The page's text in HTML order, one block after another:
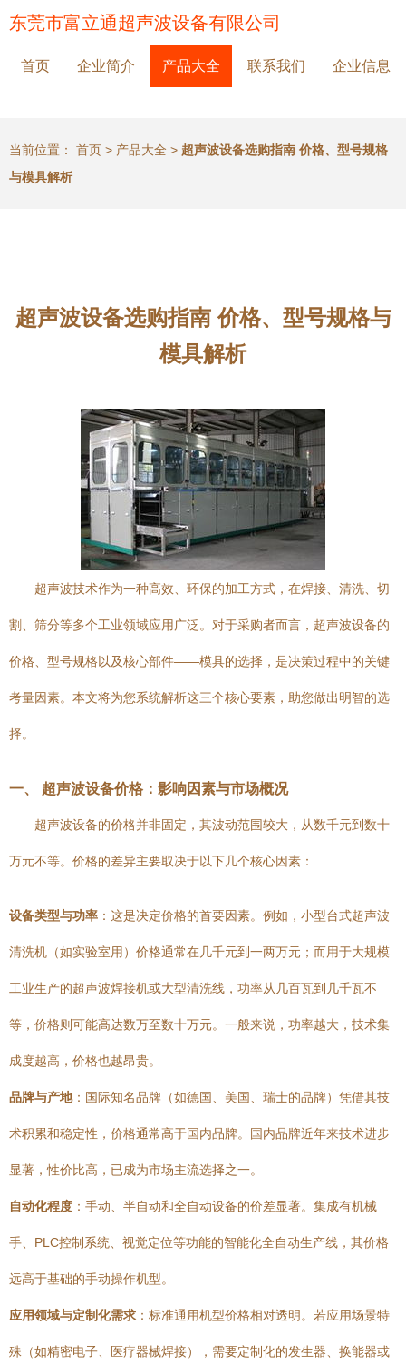
东莞市富立通超声波设备有限公司
首页 企业简介 产品大全 联系我们 企业信息
当前位置： 首页 > 产品大全 > 超声波设备选购指南 价格、型号规格
与模具解析
超声波设备选购指南 价格、型号规格与
模具解析
超声波技术作为一种高效、环保的加工方式，在焊接、清洗、切
割、筛分等多个工业领域应用广泛。对于采购者而言，超声波设备的
价格、型号规格以及核心部件——模具的选择，是决策过程中的关键
考量因素。本文将为您系统解析这三个核心要素，助您做出明智的选
择。
一、 超声波设备价格：影响因素与市场概况
超声波设备的价格并非固定，其波动范围较大，从数千元到数十
万元不等。价格的差异主要取决于以下几个核心因素：
设备类型与功率 ：这是决定价格的首要因素。例如，小型台式超声波
清洗机（如实验室用）价格通常在几千元到一两万元；而用于大规模
工业生产的超声波焊接机或大型清洗线，功率从几百瓦到几千瓦不
等，价格则可能高达数万至数十万元。一般来说，功率越大，技术集
成度越高，价格也越昂贵。
品牌与产地：国际知名品牌（如德国、美国、瑞士的品牌）凭借其技
术积累和稳定性，价格通常高于国内品牌。国内品牌近年来技术进步
显著，性价比高，已成为市场主流选择之一。
自动化程度 ：手动、半自动和全自动设备的价差显著。集成有机械
手、PLC控制系统、视觉定位等功能的智能化全自动生产线，其价格
远高于基础的手动操作机型。
应用领域与定制化需求 ：标准通用机型价格相对透明。若应用场景特
殊（如精密电子、医疗器械焊接），需要定制化的发生器、换能器或